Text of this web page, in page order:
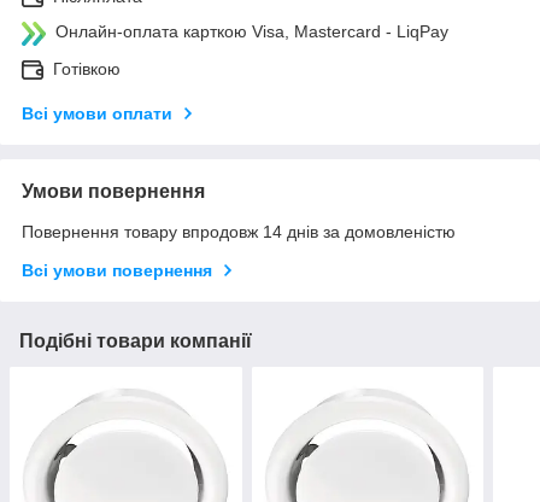
Онлайн-оплата карткою Visa, Mastercard - LiqPay
Готівкою
Всі умови оплати
Умови повернення
Повернення товару впродовж 14 днів за домовленістю
Всі умови повернення
Подібні товари компанії